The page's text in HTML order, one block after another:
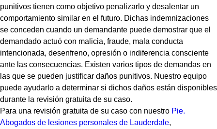
punitivos tienen como objetivo penalizarlo y desalentar un
comportamiento similar en el futuro. Dichas indemnizaciones
se conceden cuando un demandante puede demostrar que el
demandado actuó con malicia, fraude, mala conducta
intencionada, desenfreno, opresión o indiferencia consciente
ante las consecuencias. Existen varios tipos de demandas en
las que se pueden justificar daños punitivos. Nuestro equipo
puede ayudarlo a determinar si dichos daños están disponibles
durante la revisión gratuita de su caso.
Para una revisión gratuita de su caso con nuestro Pie.
Abogados de lesiones personales de Lauderdale,